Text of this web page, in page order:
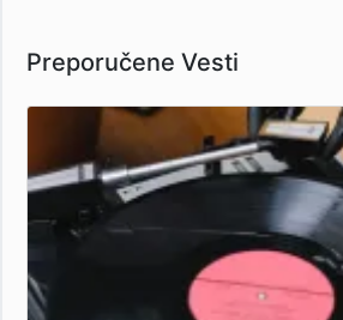
Preporučene Vesti